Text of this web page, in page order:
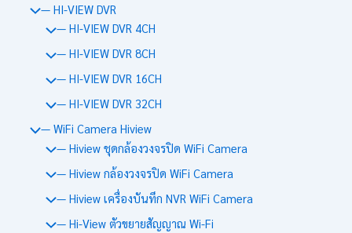
— HI-VIEW DVR
— HI-VIEW DVR 4CH
— HI-VIEW DVR 8CH
— HI-VIEW DVR 16CH
— HI-VIEW DVR 32CH
— WiFi Camera Hiview
— Hiview ชุดกล้องวงจรปิด WiFi Camera
— Hiview กล้องวงจรปิด WiFi Camera
— Hiview เครื่องบันทึก NVR WiFi Camera
— Hi-View ตัวขยายสัญญาณ Wi-Fi